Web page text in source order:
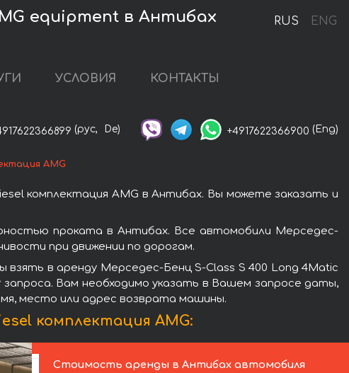
RUS ENG
equipment в Антибах
УСЛОВИЯ КОНТАКТЫ
(рус, De) +4917622366900 (Eng)
AMG
комплектация AMG в Антибах. Вы можете заказать и
проката в Антибах. Все автомобили Мерседес-
при движении по дорогам.
в аренду Мерседес-Бенц S-Class S 400 Long 4Matic
Вам необходимо указать в Вашем запросе даты,
место или адрес возврата машины.
комплектация AMG:
Стоимость аренды в Антибах автомобиля